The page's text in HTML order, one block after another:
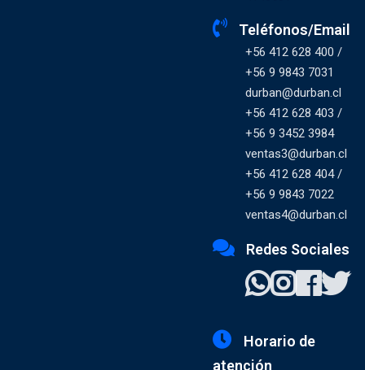
Teléfonos/Email
+56 412 628 400 /
+56 9 9843 7031
durban@durban.cl
+56 412 628 403 /
+56 9 3452 3984
ventas3@durban.cl
+56 412 628 404 /
+56 9 9843 7022
ventas4@durban.cl
Redes Sociales
Horario de
atención